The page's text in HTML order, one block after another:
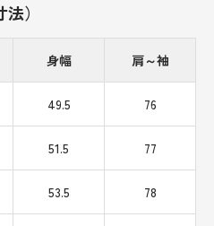
）
身幅 肩～袖
49.5 76
51.5 77
53.5 78